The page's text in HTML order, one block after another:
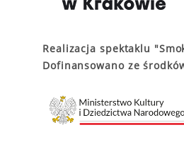
Realizacja spektaklu
Dofinansowano ze